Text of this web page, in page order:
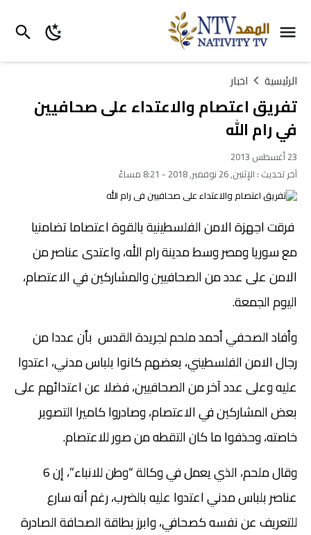
الرئيسية اخبار
تفريق اعتصام والاعتداء على صحافيين
في رام الله
23 أغسطس 2013
آخر تحديث : الإثنين, 26 نوفمبر, 2018 - 8:21 مساءً
فرقت اجهزة الامن الفلسطينية بالقوة اعتصاما تضامنيا
مع سوريا ومصر وسط مدينة رام الله، واعتدى عناصر من
الامن على عدد من الصحافيين والمشاركين في الاعتصام،
اليوم الجمعة.
وأفاد الصحفي أحمد ملحم لجريدة القدس بأن عددا من
رجال الامن الفلسطيني، بعضهم كانوا بلباس مدني، اعتدوا
عليه وعلى عدد آخر من الصحافيين، فضلا عن اعتدائهم على
بعض المشاركين في الاعتصام، وصادروا كاميرا التصوير
خاصته، وحذفوا ما كان التقطه من صور للاعتصام.
وقال ملحم، الذي يعمل في وكالة “وطن للانباء”، إن 6
عناصر بلباس مدني اعتدوا عليه بالضرب، رغم أنه سارع
للتعريف عن نفسه كصحافي، وابرز بطاقة الصحافة الصادرة